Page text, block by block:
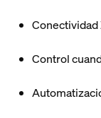
Control